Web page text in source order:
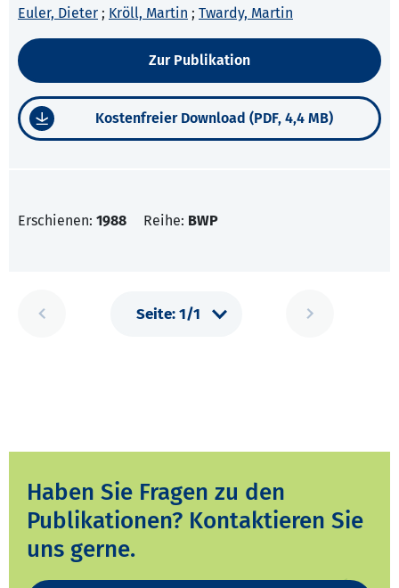
Euler, Dieter ; Kröll, Martin ; Twardy, Martin
Zur Publikation
Kostenfreier Download (PDF, 4,4 MB)
Erschienen: 1988 Reihe: BWP
Haben Sie Fragen zu den
Publikationen? Kontaktieren Sie
uns gerne.